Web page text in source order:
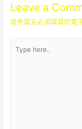
覽
Leave a
發佈留言必須填寫的電
here..